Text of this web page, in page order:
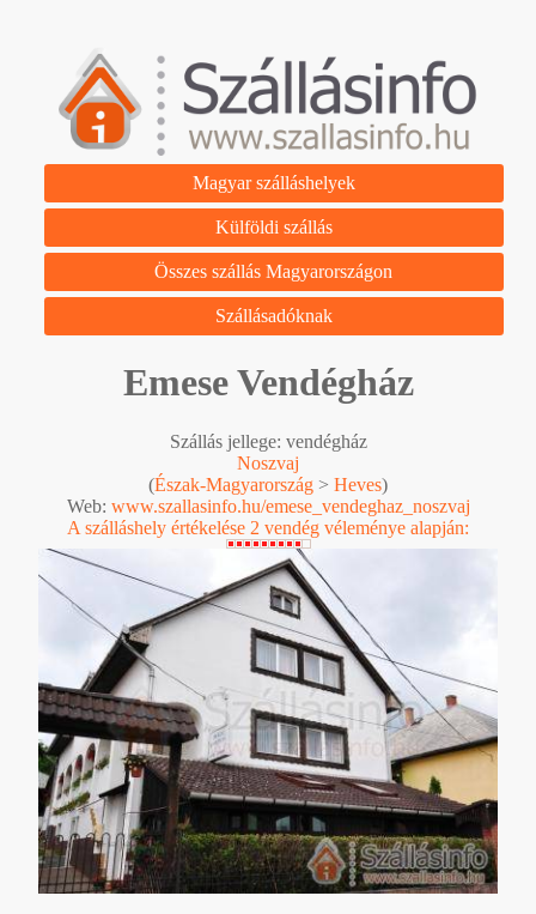
Magyar szálláshelyek
Külföldi szállás
Összes szállás Magyarországon
Szállásadóknak
Emese Vendégház
Szállás jellege: vendégház
Noszvaj
(Észak-Magyarország > Heves)
Web: www.szallasinfo.hu/emese_vendeghaz_noszvaj
A szálláshely értékelése 2 vendég véleménye alapján: